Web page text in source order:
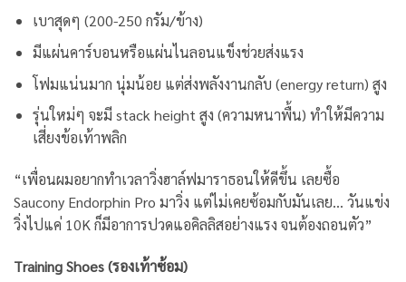
เบาสุดๆ (200-250 กรัม/ข้าง)
มีแผ่นคาร์บอนหรือแผ่นไนลอนแข็งช่วยส่งแรง
โฟมแน่นมาก นุ่มน้อย แต่ส่งพลังงานกลับ (energy return) สูง
รุ่นใหม่ๆ จะมี stack height สูง (ความหนาพื้น) ทำให้มีความ
เสี่ยงข้อเท้าพลิก
“เพื่อนผมอยากทำเวลาวิ่งฮาล์ฟมาราธอนให้ดีขึ้น เลยซื้อ
Saucony Endorphin Pro มาวิ่ง แต่ไม่เคยซ้อมกับมันเลย… วันแข่ง
วิ่งไปแค่ 10K ก็มีอาการปวดแอคิลลิสอย่างแรง จนต้องถอนตัว”
Training Shoes (รองเท้าซ้อม)